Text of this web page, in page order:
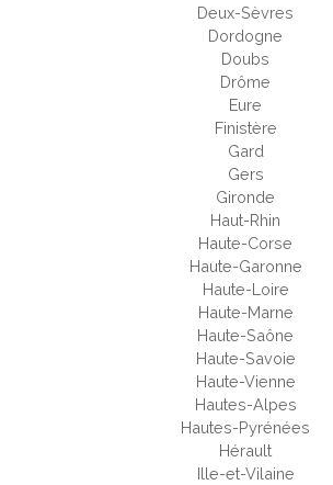
Deux-Sèvres
Dordogne
Doubs
Drôme
Eure
Finistère
Gard
Gers
Gironde
Haut-Rhin
Haute-Corse
Haute-Garonne
Haute-Loire
Haute-Marne
Haute-Saône
Haute-Savoie
Haute-Vienne
Hautes-Alpes
Hautes-Pyrénées
Hérault
Ille-et-Vilaine